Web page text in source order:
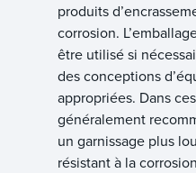
produits
corrosion.
être utilisé si
des conceptions
appropriées. Dans
généralement
un garnissage plus
résistant à la